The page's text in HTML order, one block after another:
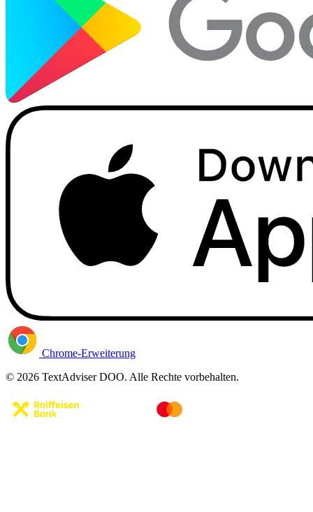
Chrome-Erweiterung
© 2026 TextAdviser DOO. Alle Rechte vorbehalten.